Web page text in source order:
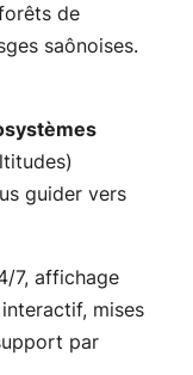
de
saônoises.
guider vers
7, affichage
mises
par